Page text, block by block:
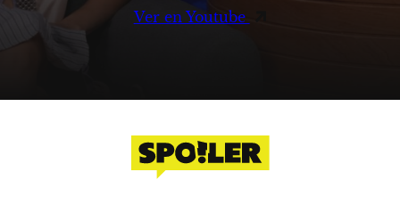
Ver en Youtube